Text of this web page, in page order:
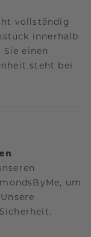
vollständig
innerhalb
einen
steht bei
um